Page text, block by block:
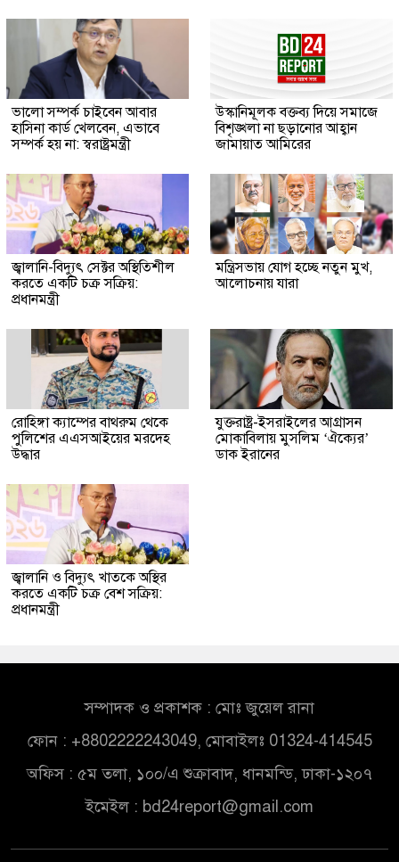
ভালো সম্পর্ক চাইবেন আবার
হাসিনা কার্ড খেলবেন, এভাবে
সম্পর্ক হয় না: স্বরাষ্ট্রমন্ত্রী
উস্কানিমূলক বক্তব্য দিয়ে সমাজে
বিশৃঙ্খলা না ছড়ানোর আহ্বান
জামায়াত আমিরের
জ্বালানি-বিদ্যুৎ সেক্টর অস্থিতিশীল
করতে একটি চক্র সক্রিয়:
প্রধানমন্ত্রী
মন্ত্রিসভায় যোগ হচ্ছে নতুন মুখ,
আলোচনায় যারা
রোহিঙ্গা ক্যাম্পের বাথরুম থেকে
পুলিশের এএসআইয়ের মরদেহ
উদ্ধার
যুক্তরাষ্ট্র-ইসরাইলের আগ্রাসন
মোকাবিলায় মুসলিম ‘ঐক্যের’
ডাক ইরানের
জ্বালানি ও বিদ্যুৎ খাতকে অস্থির
করতে একটি চক্র বেশ সক্রিয়:
প্রধানমন্ত্রী
সম্পাদক ও প্রকাশক : মোঃ জুয়েল রানা
ফোন : +8802222243049, মোবাইলঃ 01324-414545
অফিস : ৫ম তলা, ১০০/এ শুক্রাবাদ, ধানমন্ডি, ঢাকা-১২০৭
ইমেইল : bd24report@gmail.com